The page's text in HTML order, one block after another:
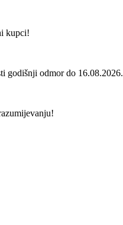
kupci!
godišnji odmor do 16.08.2026.